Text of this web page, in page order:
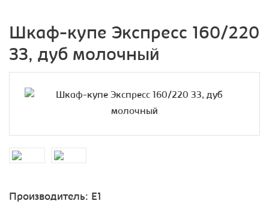
Шкаф-купе Экспресс 160/220
ЗЗ, дуб молочный
Производитель: E1